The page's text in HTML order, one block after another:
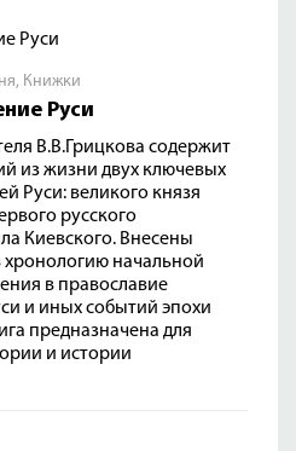
, Книжки
Руси
В.В.Грицкова содержит
из жизни двух ключевых
Руси: великого князя
русского
Киевского. Внесены
хронологию начальной
в православие
и иных событий эпохи
предназначена для
и истории